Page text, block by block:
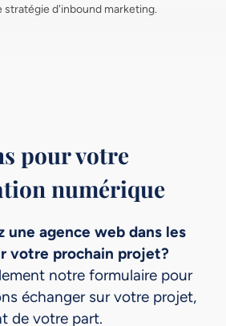
d'inbound marketing.
pour votre
numérique
une agence web dans les
votre prochain projet?
notre formulaire pour
échanger sur votre projet,
de votre part.